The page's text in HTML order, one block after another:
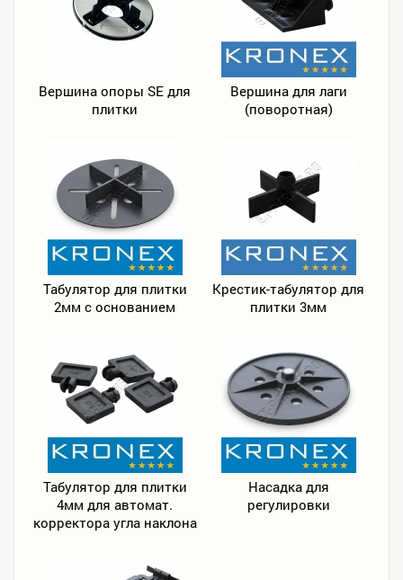
Вершина опоры SE для
плитки
Вершина для лаги
(поворотная)
Табулятор для плитки
2мм с основанием
Крестик-табулятор для
плитки 3мм
Табулятор для плитки
4мм для автомат.
корректора угла наклона
Насадка для
регулировки